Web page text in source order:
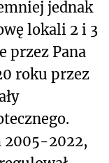
jednak
lokali 2 i 3
przez Pana
roku przez
2005-2022,